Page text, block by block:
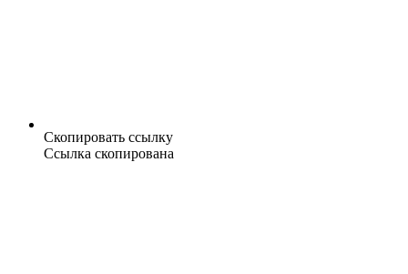
Скопировать ссылку
Ссылка скопирована